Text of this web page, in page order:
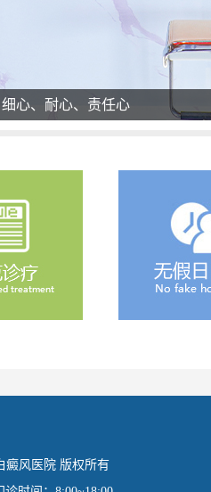
心、耐心、责任心
癜风医院 版权所有